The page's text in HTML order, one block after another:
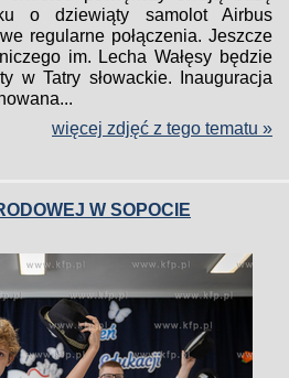
o dziewiąty samolot Airbus
regularne połączenia. Jeszcze
im. Lecha Wałęsy będzie
w Tatry słowackie. Inauguracja
więcej zdjęć z tego tematu »
W SOPOCIE